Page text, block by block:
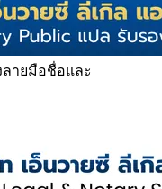
ายมือชื่อและ